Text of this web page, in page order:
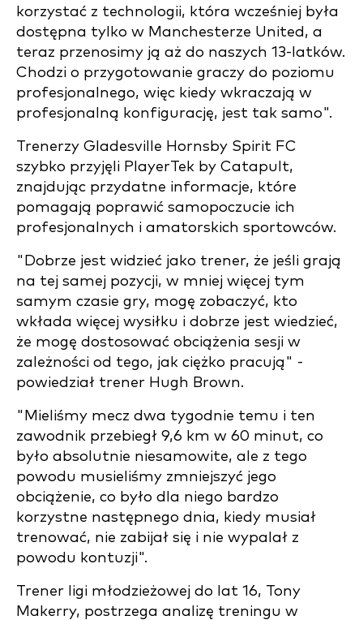
korzystać z technologii, która wcześniej była
dostępna tylko w Manchesterze United, a
teraz przenosimy ją aż do naszych 13-latków.
Chodzi o przygotowanie graczy do poziomu
profesjonalnego, więc kiedy wkraczają w
profesjonalną konfigurację, jest tak samo".
Trenerzy Gladesville Hornsby Spirit FC
szybko przyjęli PlayerTek by Catapult,
znajdując przydatne informacje, które
pomagają poprawić samopoczucie ich
profesjonalnych i amatorskich sportowców.
"Dobrze jest widzieć jako trener, że jeśli grają
na tej samej pozycji, w mniej więcej tym
samym czasie gry, mogę zobaczyć, kto
wkłada więcej wysiłku i dobrze jest wiedzieć,
że mogę dostosować obciążenia sesji w
zależności od tego, jak ciężko pracują" -
powiedział trener Hugh Brown.
"Mieliśmy mecz dwa tygodnie temu i ten
zawodnik przebiegł 9,6 km w 60 minut, co
było absolutnie niesamowite, ale z tego
powodu musieliśmy zmniejszyć jego
obciążenie, co było dla niego bardzo
korzystne następnego dnia, kiedy musiał
trenować, nie zabijał się i nie wypalał z
powodu kontuzji".
Trener ligi młodzieżowej do lat 16, Tony
Makerry, postrzega analizę treningu w